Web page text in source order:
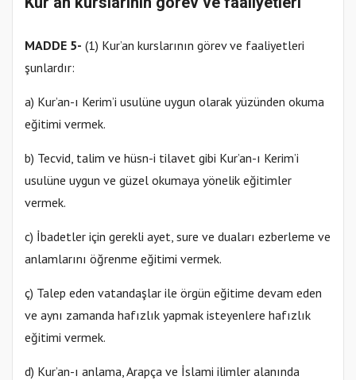
MADDE 5- (1) Kur’an kurslarının görev ve faaliyetleri
şunlardır:
a) Kur’an-ı Kerim’i usulüne uygun olarak yüzünden okuma
eğitimi vermek.
b) Tecvid, talim ve hüsn-i tilavet gibi Kur’an-ı Kerim’i
usulüne uygun ve güzel okumaya yönelik eğitimler
vermek.
c) İbadetler için gerekli ayet, sure ve duaları ezberleme ve
anlamlarını öğrenme eğitimi vermek.
ç) Talep eden vatandaşlar ile örgün eğitime devam eden
ve aynı zamanda hafızlık yapmak isteyenlere hafızlık
eğitimi vermek.
d) Kur’an-ı anlama, Arapça ve İslami ilimler alanında